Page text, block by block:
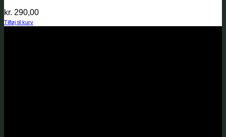
kr. 290,00
Tilføj til kurv